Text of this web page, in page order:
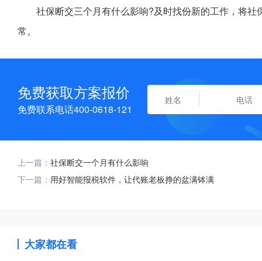
社保断交三个月有什么影响?及时找份新的工作，将
常。
免费获取方案报价
免费联系电话400-0618-121
上一篇： 社保断交一个月有什么影响
下一篇： 用好智能报税软件，让代账老板挣的盆满钵满
大家都在看